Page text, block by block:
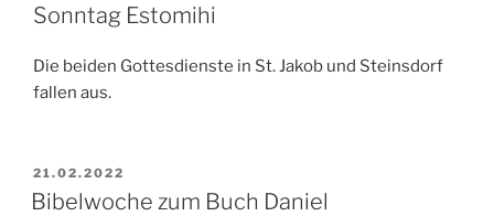
Sonntag Estomihi
Die beiden Gottesdienste in St. Jakob und Steinsdorf
fallen aus.
VERÖFFENTLICHT
AM
21.02.2022
Bibelwoche zum Buch Daniel